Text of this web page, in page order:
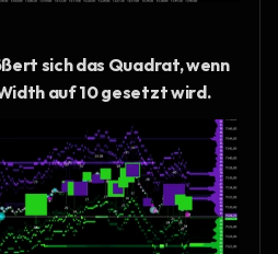
sich das Quadrat, wenn
auf 10 gesetzt wird.